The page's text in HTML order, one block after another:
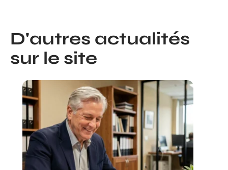
D'autres actualités
sur le site